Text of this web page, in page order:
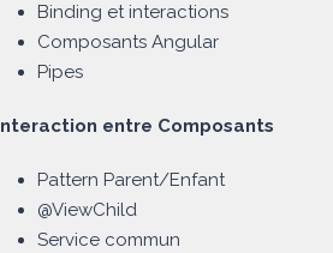
Binding et interactions
Composants Angular
Pipes
Interaction entre Composants
Pattern Parent/Enfant
@ViewChild
Service commun